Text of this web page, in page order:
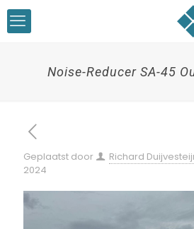
Noise-Reducer SA-45
Geplaatst door Richard
2024